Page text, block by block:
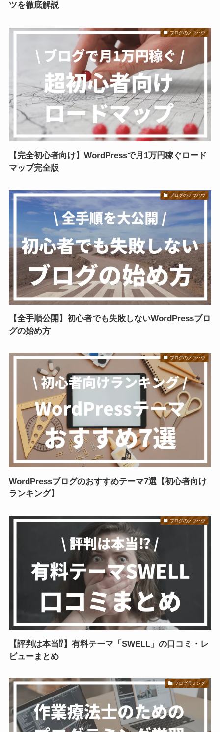
ツを徹底解説
ブログのノウハウ
【完全初心者向け】WordPressで月1万円稼ぐロード
マップ完全版
ブログのノウハウ
【全手順公開】初心者でも失敗しないWordPressブロ
グの始め方
ブログのノウハウ
WordPressブログのおすすめテーマ7選【初心者向け
ランキング】
ブログのノウハウ
【評判は本当⁉】有料テーマ「SWELL」の口コミ・レ
ビューまとめ
プログラミング